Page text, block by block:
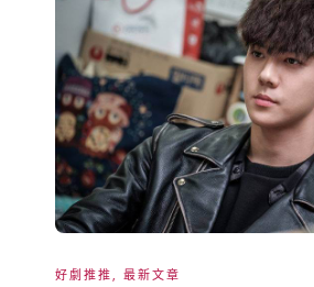
好劇推推 最新文章